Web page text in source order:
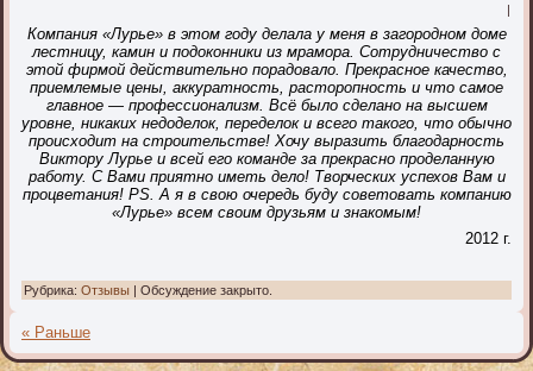
|
Компания «Лурье» в этом году делала у меня в загородном доме
лестницу, камин и подоконники из мрамора. Сотрудничество с
этой фирмой действительно порадовало. Прекрасное качество,
приемлемые цены, аккуратность, расторопность и что самое
главное — профессионализм. Всё было сделано на высшем
уровне, никаких недоделок, переделок и всего такого, что обычно
происходит на строительстве! Хочу выразить благодарность
Виктору Лурье и всей его команде за прекрасно проделанную
работу. С Вами приятно иметь дело! Творческих успехов Вам и
процветания! PS. А я в свою очередь буду советовать компанию
«Лурье» всем своим друзьям и знакомым!
2012 г.
Рубрика: Отзывы | Обсуждение закрыто.
« Раньше